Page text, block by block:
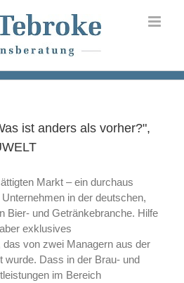
ist anders als vorher?",
Markt – ein durchaus
in der deutschen,
Bier- und Getränkebranche. Hilfe
exklusives
von zwei Managern aus der
wurde. Dass in der Brau- und
im Bereich